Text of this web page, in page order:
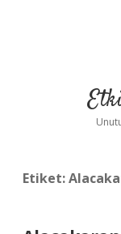
Etiket: